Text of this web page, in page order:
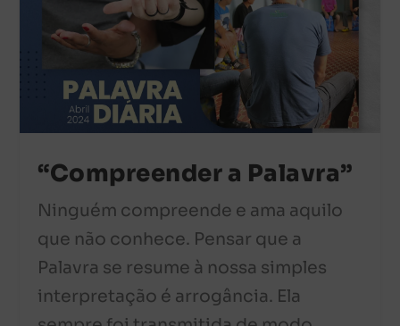
“Compreender a Palavra”
Ninguém compreende e ama aquilo
que não conhece. Pensar que a
Palavra se resume à nossa simples
interpretação é arrogância. Ela